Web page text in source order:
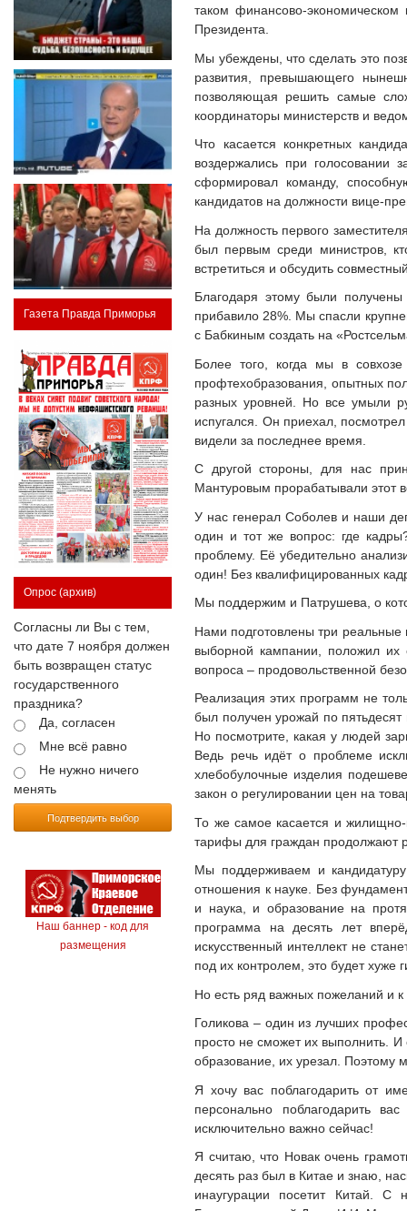
Газета Правда Приморья
Опрос (архив)
Согласны ли Вы с тем,
что дате 7 ноября должен
быть возвращен статус
государственного
праздника?
Да, согласен
Мне всё равно
Не нужно ничего
менять
Подтвердить выбор
Наш баннер - код для
размещения
таком финансово-
Президента.
Мы убеждены, что сделать это
развития, превышающего
позволяющая решить самые
координаторы министерств и
Что касается конкретных
воздержались при голосовании
сформировал команду,
кандидатов на должности вице-
На должность первого
был первым среди министров,
встретиться и обсудить
Благодаря этому были
прибавило 28%. Мы спасли
с Бабкиным создать на
Более того, когда мы в
профтехобразования, опытных
разных уровней. Но все умыли
испугался. Он приехал,
видели за последнее время.
С другой стороны, для нас
Мантуровым прорабатывали этот
У нас генерал Соболев и наши
один и тот же вопрос: где
проблему. Её убедительно
один! Без квалифицированных
Мы поддержим и Патрушева, о
Нами подготовлены три реальные
выборной кампании, положил их
вопроса – продовольственной
Реализация этих программ не
был получен урожай по пятьдесят
Но посмотрите, какая у людей
Ведь речь идёт о проблеме
хлебобулочные изделия
закон о регулировании цен на
То же самое касается и
тарифы для граждан продолжают
Мы поддерживаем и
отношения к науке. Без
и наука, и образование на
программа на десять лет
искусственный интеллект не
под их контролем, это будет хуже
Но есть ряд важных пожеланий и
Голикова – один из лучших
просто не сможет их выполнить. И
образование, их урезал. Поэтому
Я хочу вас поблагодарить от
персонально поблагодарить
исключительно важно сейчас!
Я считаю, что Новак очень
десять раз был в Китае и знаю,
инаугурации посетит Китай. С